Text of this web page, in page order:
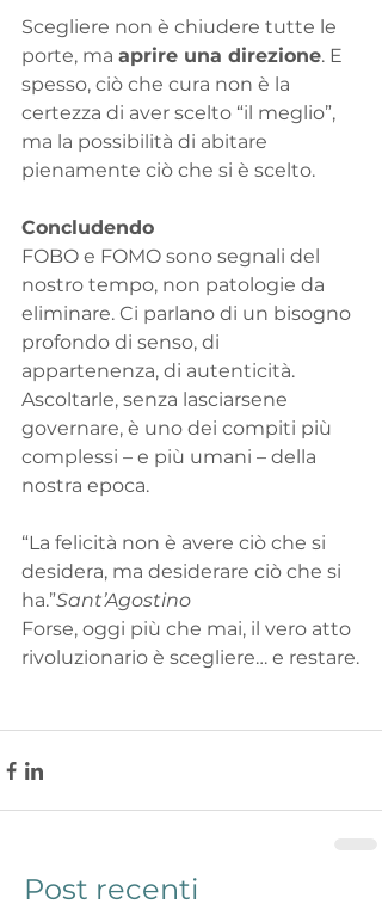
Scegliere non è chiudere tutte le
porte, ma aprire una direzione. E
spesso, ciò che cura non è la
certezza di aver scelto “il meglio”,
ma la possibilità di abitare
pienamente ciò che si è scelto.
Concludendo
FOBO e FOMO sono segnali del
nostro tempo, non patologie da
eliminare. Ci parlano di un bisogno
profondo di senso, di
appartenenza, di autenticità.
Ascoltarle, senza lasciarsene
governare, è uno dei compiti più
complessi – e più umani – della
nostra epoca.
“La felicità non è avere ciò che si
desidera, ma desiderare ciò che si
ha.”Sant’Agostino
Forse, oggi più che mai, il vero atto
rivoluzionario è scegliere… e restare.
Post recenti